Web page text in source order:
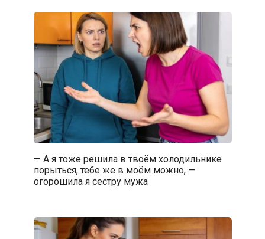
— А я тоже решила в твоём холодильнике
порыться, тебе же в моём можно, —
огорошила я сестру мужа